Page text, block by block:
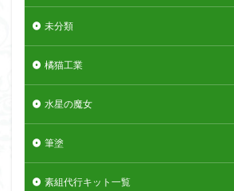
未分類
橘猫工業
水星の魔女
筆塗
素組代行キット一覧